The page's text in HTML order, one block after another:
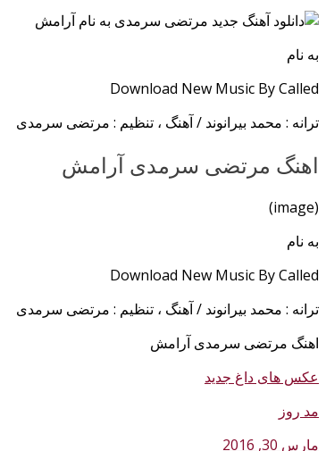
به نام
Download New Music By Called
ترانه : محمد بیرانوند / آهنگ ، تنظیم : مرتضی سرمدی
اهنگ مرتضی سرمدی آرامش
(image)
به نام
Download New Music By Called
ترانه : محمد بیرانوند / آهنگ ، تنظیم : مرتضی سرمدی
اهنگ مرتضی سرمدی آرامش
عکس های داغ جدید
مد روز
مارس 30, 2016